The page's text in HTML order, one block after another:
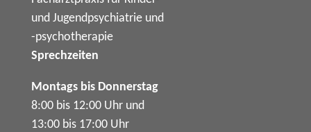
und Jugendpsychiatrie und
-psychotherapie
Sprechzeiten
Montags bis Donnerstag
8:00 bis 12:00 Uhr und
13:00 bis 17:00 Uhr